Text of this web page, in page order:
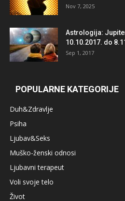
Nov 7, 2025
Astrologija:
10.10.2017. do
Sep 1, 2017
POPULARNE KATEGORIJE
Duh&Zdravlje
Psiha
Ljubav&Seks
Muško-ženski odnosi
Ljubavni terapeut
Voli svoje telo
Život